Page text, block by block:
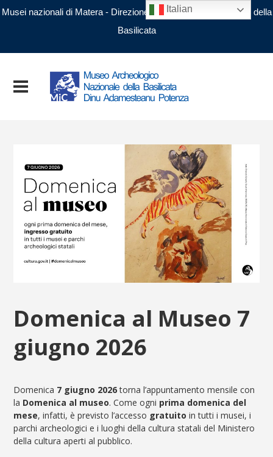
Musei nazionali di Matera - Direzione regionale Musei nazionali della
Basilicata
Domenica al Museo 7
giugno 2026
Domenica 7 giugno 2026 torna l’appuntamento mensile con
la Domenica al museo. Come ogni prima domenica del
mese, infatti, è previsto l’accesso gratuitoin tutti i musei, i
parchi archeologici e i luoghi della cultura statali del Ministero
della cultura aperti al pubblico.
Italian